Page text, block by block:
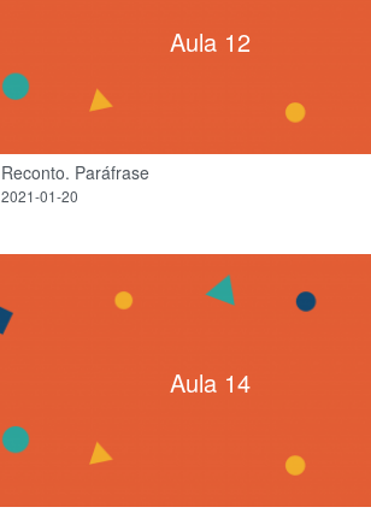
Aula 12
Reconto. Paráfrase
2021-01-20
Aula 14